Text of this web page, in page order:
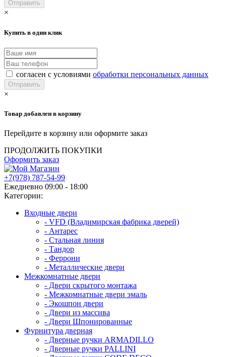
×
Купить в один клик
согласен с условиями обработки персональных данных
×
Товар добавлен в корзину
Перейдите в корзину или оформите заказ
ПРОДОЛЖИТЬ ПОКУПКИ
Оформить заказ
+7(978) 787-54-99
Ежедневно 09:00 - 18:00
Категории:
Входные двери
- VFD (Владимирская фабрика дверей)
- Антарес
- Стальная линия
- Тандор
- Феррони
- Металлические двери
Межкомнатные двери
- Двери скрытого монтажа
- Межкомнатные двери эмаль
- Экошпон двери
- Двери из массива
- Двери Шпонированные
Фурнитура дверная
- Дверные ручки ARMADILLO
- Дверные ручки PALLINI